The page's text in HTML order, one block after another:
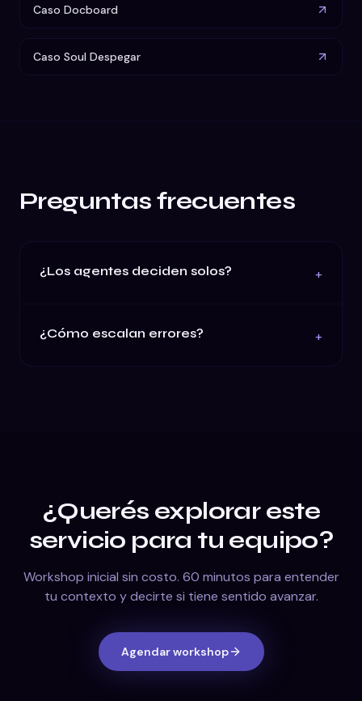
Caso Docboard
Caso Soul Despegar
Preguntas frecuentes
¿Los agentes deciden solos? +
¿Cómo escalan errores? +
¿Querés explorar este
servicio para tu equipo?
Workshop inicial sin costo. 60 minutos para entender
tu contexto y decirte si tiene sentido avanzar.
Agendar workshop